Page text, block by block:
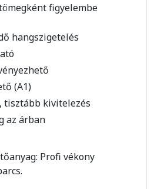
figyelembe
hangszigetelés
(A1)
tisztább kivitelezés
az árban
Profi vékony